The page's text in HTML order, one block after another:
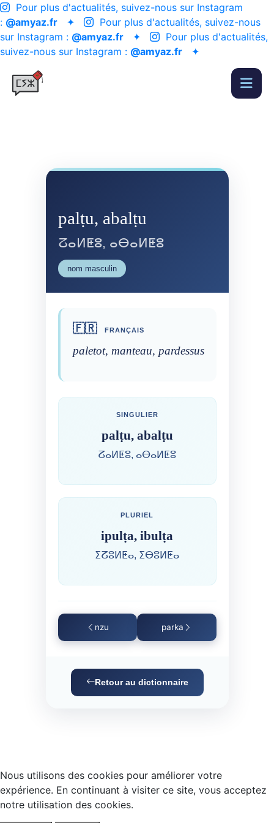
Pour plus d'actualités, suivez-nous sur Instagram
: @amyaz.fr ✦
Pour plus d'actualités, suivez-nous
sur Instagram : @amyaz.fr ✦
Pour plus d'actualités,
suivez-nous sur Instagram : @amyaz.fr ✦
palṭu, abalṭu
ⵒⴰⵍⵟⵓ, ⴰⴱⴰⵍⵟⵓ
nom masculin
🇫🇷 FRANÇAIS
paletot, manteau, pardessus
SINGULIER
palṭu, abalṭu
ⵒⴰⵍⵟⵓ, ⴰⴱⴰⵍⵟⵓ
PLURIEL
ipulṭa, ibulṭa
ⵉⵒⵓⵍⵟⴰ, ⵉⴱⵓⵍⵟⴰ
nzu parka
Retour au dictionnaire
Nous utilisons des cookies pour améliorer votre
expérience. En continuant à visiter ce site, vous acceptez
notre utilisation des cookies.